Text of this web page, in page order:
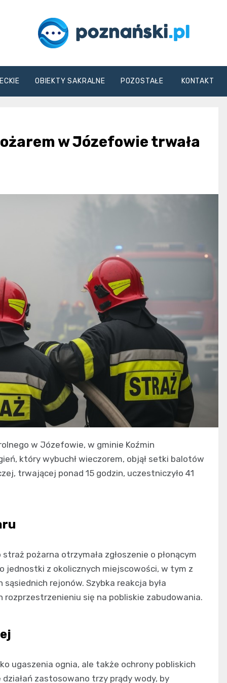
poznanski.pl
OBIEKTY SAKRALNE POZOSTAŁE KONTAKT
w Józefowie trwała
w Józefowie, w gminie Koźmin
który wybuchł wieczorem, objął setki balotów
trwającej ponad 15 godzin, uczestniczyło 41
pożarna otrzymała zgłoszenie o płonącym
jednostki z okolicznych miejscowości, w tym z
rejonów. Szybka reakcja była
rozprzestrzenieniu się na pobliskie zabudowania.
ugaszenia ognia, ale także ochrony pobliskich
zastosowano trzy prądy wody, by